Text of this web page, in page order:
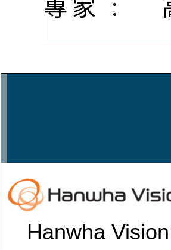
專家 :
Hanwha Vision